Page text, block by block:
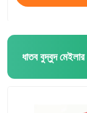
ধাতব বুদ্বুদ মেইলার